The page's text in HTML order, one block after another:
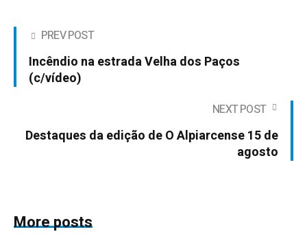
PREV POST
Incêndio na estrada Velha dos Paços
(c/vídeo)
NEXT POST
Destaques da edição de O Alpiarcense 15 de
agosto
More posts